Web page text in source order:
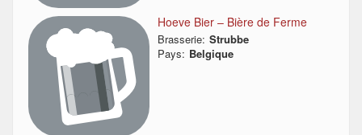
Hoeve Bier – Bière de Ferme
Brasserie: Strubbe
Pays: Belgique